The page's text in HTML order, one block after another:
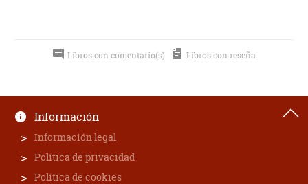
Libros con comentario(s) Libros con reseña
Información
Información legal
Política de privacidad
Política de cookies